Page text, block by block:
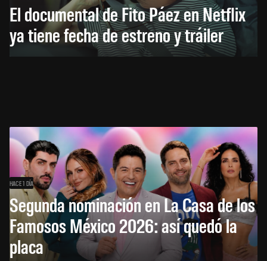
El documental de Fito Páez en Netflix
ya tiene fecha de estreno y tráiler
HACE 1 DÍA
Segunda nominación en La Casa de los
Famosos México 2026: así quedó la
placa